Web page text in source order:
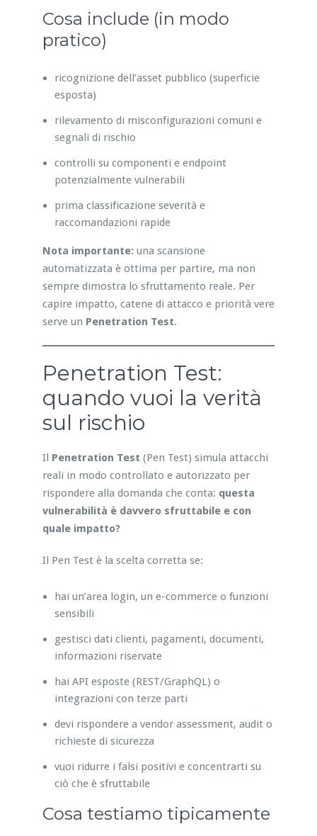
Cosa include (in modo
pratico)
ricognizione dell’asset pubblico (superficie
esposta)
rilevamento di misconfigurazioni comuni e
segnali di rischio
controlli su componenti e endpoint
potenzialmente vulnerabili
prima classificazione severità e
raccomandazioni rapide
Nota importante: una scansione
automatizzata è ottima per partire, ma non
sempre dimostra lo sfruttamento reale. Per
capire impatto, catene di attacco e priorità vere
serve un Penetration Test.
Penetration Test:
quando vuoi la verità
sul rischio
Il Penetration Test (Pen Test) simula attacchi
reali in modo controllato e autorizzato per
rispondere alla domanda che conta: questa
vulnerabilità è davvero sfruttabile e con
quale impatto?
Il Pen Test è la scelta corretta se:
hai un’area login, un e-commerce o funzioni
sensibili
gestisci dati clienti, pagamenti, documenti,
informazioni riservate
hai API esposte (REST/GraphQL) o
integrazioni con terze parti
devi rispondere a vendor assessment, audit o
richieste di sicurezza
vuoi ridurre i falsi positivi e concentrarti su
ciò che è sfruttabile
Cosa testiamo tipicamente